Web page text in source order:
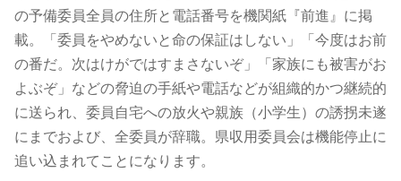
の予備委員全員の住所と電話番号を機関紙『前進』に掲
載。「委員をやめないと命の保証はしない」「今度はお前
の番だ。次はけがではすまさないぞ」「家族にも被害がお
よぶぞ」などの脅迫の手紙や電話などが組織的かつ継続的
に送られ、委員自宅への放火や親族（小学生）の誘拐未遂
にまでおよび、全委員が辞職。県収用委員会は機能停止に
追い込まれてことになります。